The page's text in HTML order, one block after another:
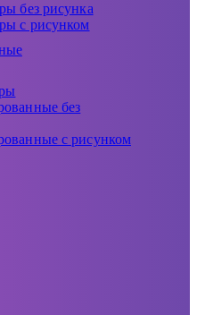
без рисунка
с рисунком
без
с рисунком